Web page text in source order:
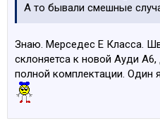
А то бывали смешные
Знаю. Мерседес Е Класса.
склоняетса к новой Ауди
полной комплектации. Один